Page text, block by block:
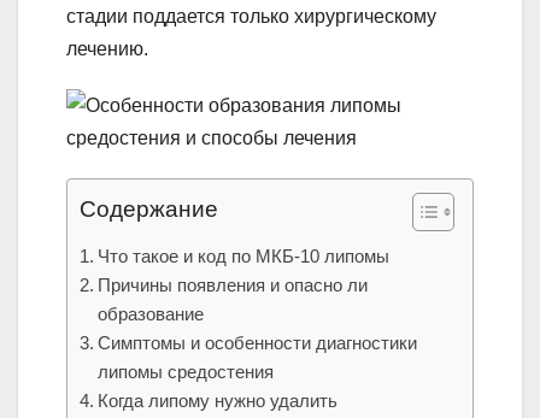
стадии поддается только хирургическому
лечению.
Содержание
Что такое и код по МКБ-10 липомы
Причины появления и опасно ли
образование
Симптомы и особенности диагностики
липомы средостения
Когда липому нужно удалить